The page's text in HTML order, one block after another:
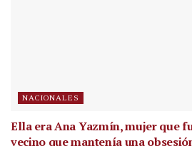
NACIONALES
Ella era Ana Yazmín, mujer que
vecino que mantenía una